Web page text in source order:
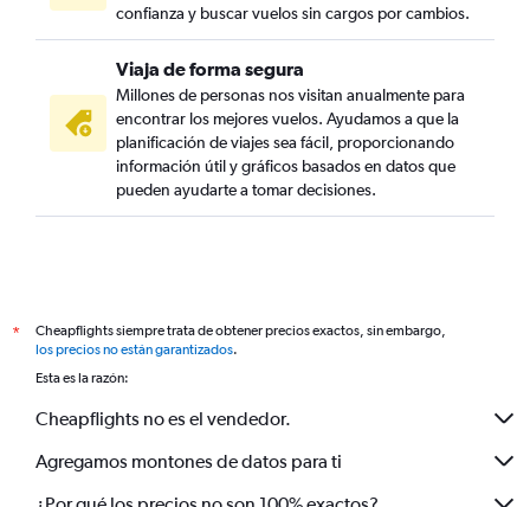
confianza y buscar vuelos sin cargos por cambios.
Viaja de forma segura
Millones de personas nos visitan anualmente para
encontrar los mejores vuelos. Ayudamos a que la
planificación de viajes sea fácil, proporcionando
información útil y gráficos basados en datos que
pueden ayudarte a tomar decisiones.
*
Cheapflights siempre trata de obtener precios exactos, sin embargo,
los precios no están garantizados.
Esta es la razón:
Cheapflights no es el vendedor.
Agregamos montones de datos para ti